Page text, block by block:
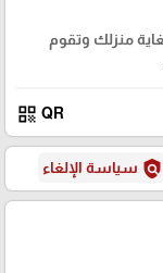
منزلك وتقوم
QR
qr_code
policy سياسة الإلغاء